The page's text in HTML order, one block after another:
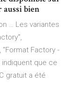
bien
… Les variantes
"Format Factory -
indiquent que ce
gratuit a été